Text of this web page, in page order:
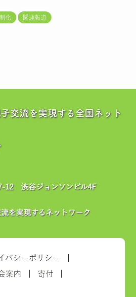
化 関連報道
交流を実現する全国ネット
バシーポリシー
案内 寄付